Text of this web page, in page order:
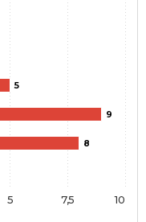
5
9
8
10
5 7,5